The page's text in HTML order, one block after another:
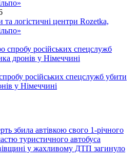
логістичні центри Rozetka,
російських спецслужб убити
у Німеччині
збила автівкою свого 1-річного
туристичного автобуса
у жахливому ДТП загинуло